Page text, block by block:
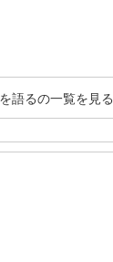
語るの一覧を見る